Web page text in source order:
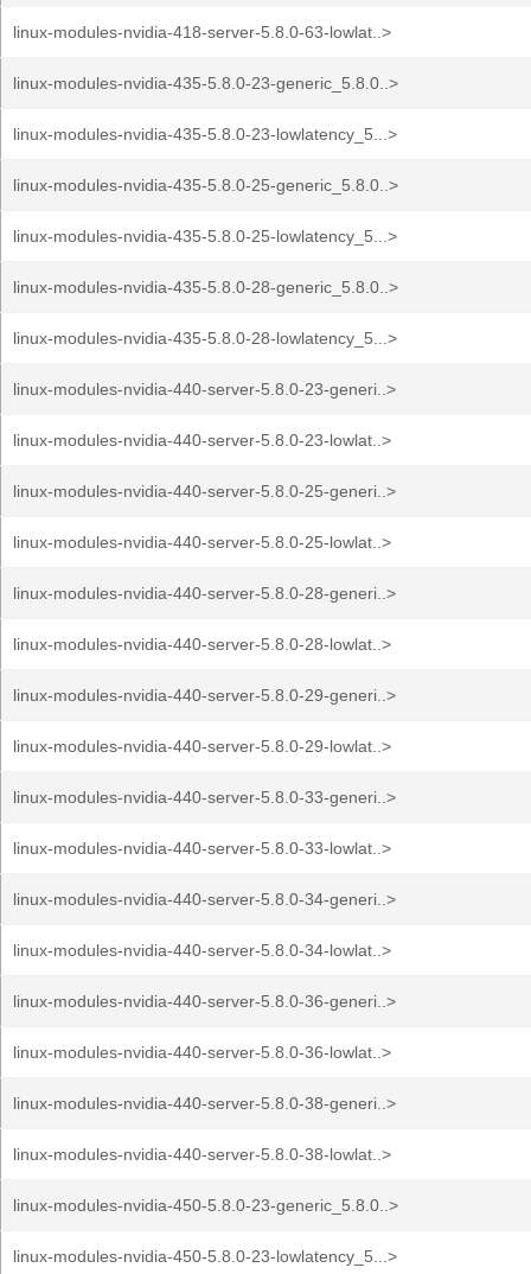
linux-modules-nvidia-418-server-5.8.0-63-lowlat..>
linux-modules-nvidia-435-5.8.0-23-generic_5.8.0..>
linux-modules-nvidia-435-5.8.0-23-lowlatency_5...>
linux-modules-nvidia-435-5.8.0-25-generic_5.8.0..>
linux-modules-nvidia-435-5.8.0-25-lowlatency_5...>
linux-modules-nvidia-435-5.8.0-28-generic_5.8.0..>
linux-modules-nvidia-435-5.8.0-28-lowlatency_5...>
linux-modules-nvidia-440-server-5.8.0-23-generi..>
linux-modules-nvidia-440-server-5.8.0-23-lowlat..>
linux-modules-nvidia-440-server-5.8.0-25-generi..>
linux-modules-nvidia-440-server-5.8.0-25-lowlat..>
linux-modules-nvidia-440-server-5.8.0-28-generi..>
linux-modules-nvidia-440-server-5.8.0-28-lowlat..>
linux-modules-nvidia-440-server-5.8.0-29-generi..>
linux-modules-nvidia-440-server-5.8.0-29-lowlat..>
linux-modules-nvidia-440-server-5.8.0-33-generi..>
linux-modules-nvidia-440-server-5.8.0-33-lowlat..>
linux-modules-nvidia-440-server-5.8.0-34-generi..>
linux-modules-nvidia-440-server-5.8.0-34-lowlat..>
linux-modules-nvidia-440-server-5.8.0-36-generi..>
linux-modules-nvidia-440-server-5.8.0-36-lowlat..>
linux-modules-nvidia-440-server-5.8.0-38-generi..>
linux-modules-nvidia-440-server-5.8.0-38-lowlat..>
linux-modules-nvidia-450-5.8.0-23-generic_5.8.0..>
linux-modules-nvidia-450-5.8.0-23-lowlatency_5...>